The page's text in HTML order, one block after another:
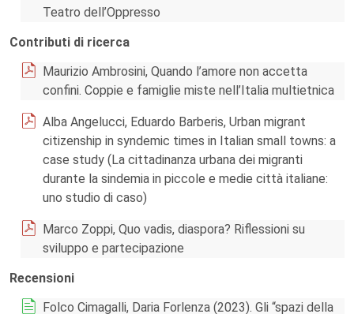
Teatro dell’Oppresso
Contributi di ricerca
Maurizio Ambrosini, Quando l’amore non accetta
confini. Coppie e famiglie miste nell’Italia multietnica
Alba Angelucci, Eduardo Barberis, Urban migrant
citizenship in syndemic times in Italian small towns: a
case study (La cittadinanza urbana dei migranti
durante la sindemia in piccole e medie città italiane:
uno studio di caso)
Marco Zoppi, Quo vadis, diaspora? Riflessioni su
sviluppo e partecipazione
Recensioni
Folco Cimagalli, Daria Forlenza (2023). Gli “spazi della